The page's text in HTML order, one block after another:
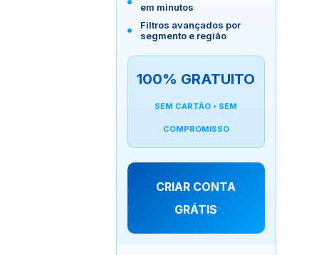
em minutos
Filtros avançados por
segmento e região
100% GRATUITO
SEM CARTÃO • SEM
COMPROMISSO
CRIAR CONTA
GRÁTIS